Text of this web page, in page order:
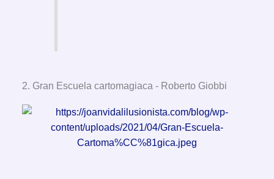
2. Gran Escuela cartomagiaca - Roberto Giobbi